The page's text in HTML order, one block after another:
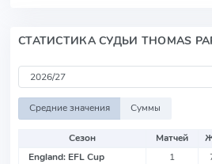
СТАТИСТИКА СУДЬИ THOMAS
Средние значения Суммы
Сезон Матчей
England: EFL Cup
1